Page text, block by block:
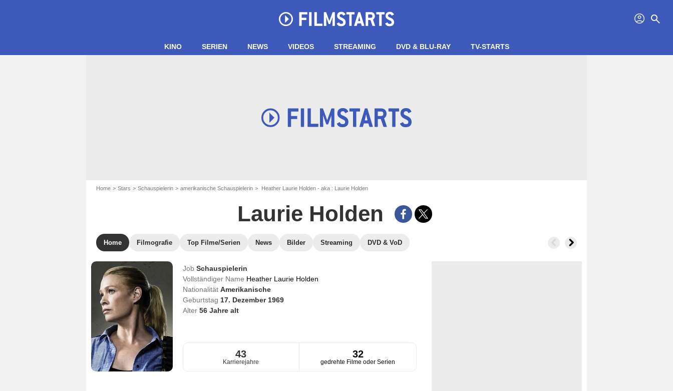
profil search
KINO SERIEN NEWS VIDEOS STREAMING DVD & BLU-RAY TV-STARTS
Home Stars Schauspielerin amerikanische Schauspielerin Heather Laurie Holden - aka : Laurie Holden
Laurie Holden
Home Filmografie Top Filme/Serien News Bilder Streaming DVD & VoD
Job Schauspielerin
Vollständiger Name Heather Laurie Holden
Nationalität Amerikanische
Geburtstag 17. Dezember 1969
Alter 56Jahre alt
43
Karrierejahre
32
gedrehte Filme oder Serien